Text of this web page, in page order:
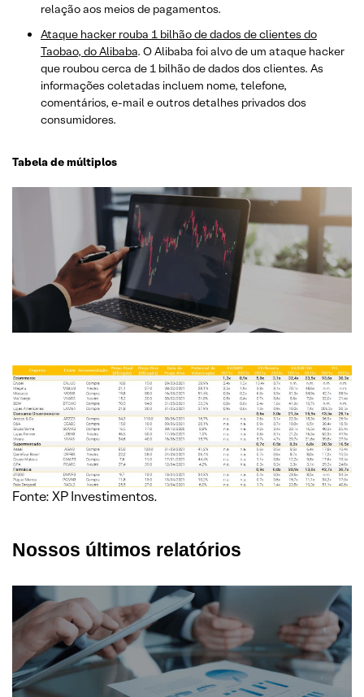
relação aos meios de pagamentos.
Ataque hacker rouba 1 bilhão de dados de clientes do
Taobao, do Alibaba. O Alibaba foi alvo de um ataque hacker
que roubou cerca de 1 bilhão de dados dos clientes. As
informações coletadas incluem nome, telefone,
comentários, e-mail e outros detalhes privados dos
consumidores.
Tabela de múltiplos
Fonte: XP Investimentos.
Nossos últimos relatórios